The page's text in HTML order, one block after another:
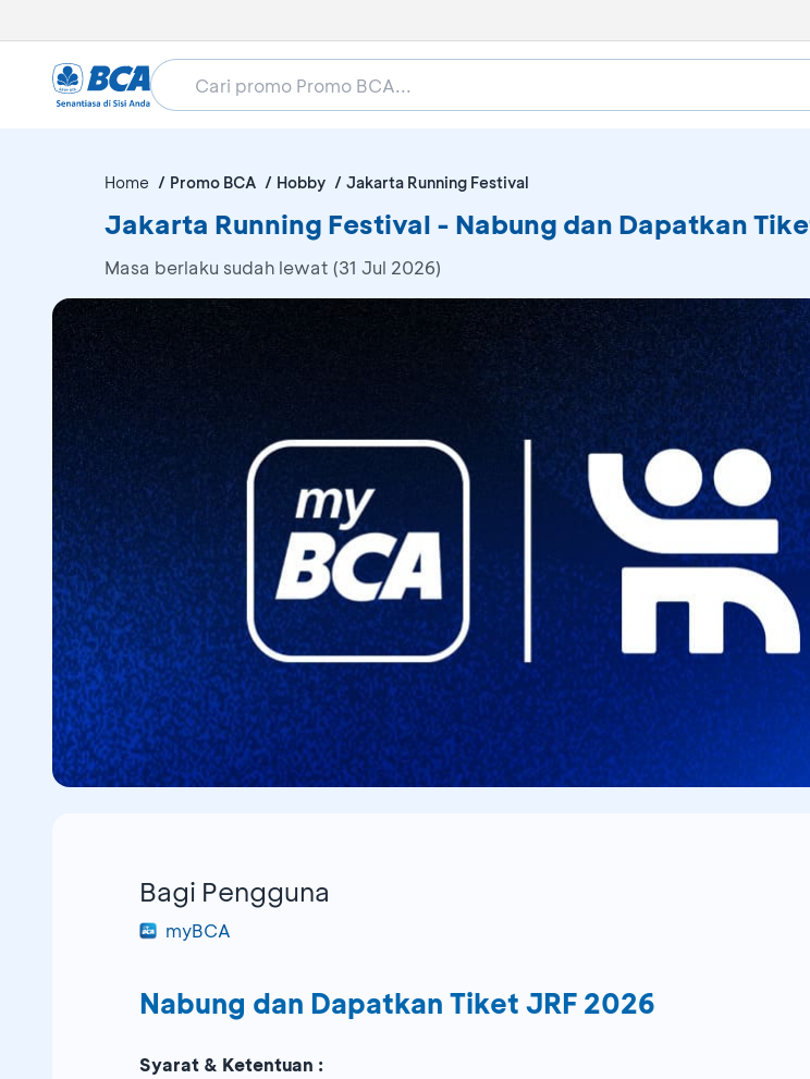
Home Promo BCA Hobby Jakarta Running Festival
Jakarta Running Festival - Nabung dan Dapatkan
Masa berlaku sudah lewat (31 Jul 2026)
Bagi Pengguna
myBCA
Nabung dan Dapatkan Tiket JRF 2026
Syarat & Ketentuan :